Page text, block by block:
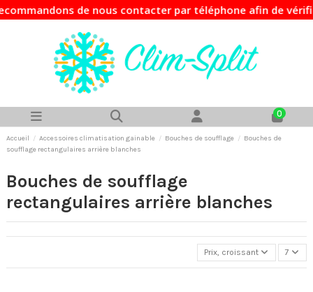
de nous contacter par téléphone afin de
0
Accueil Accessoires climatisation gainable Bouches de soufflage
Bouches de
soufflage rectangulaires arrière blanches
Bouches de soufflage
rectangulaires arrière blanches
Prix, croissant 7